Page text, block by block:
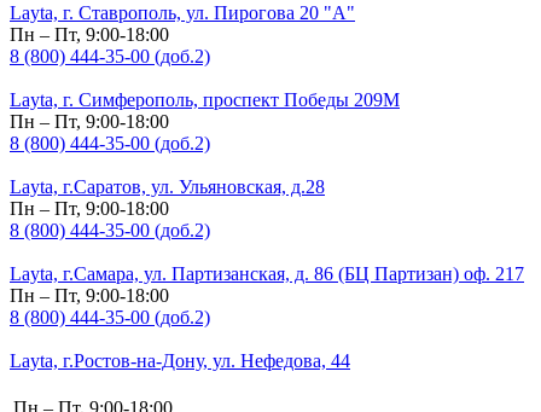
Layta, г. Ставрополь, ул. Пирогова 20 "А"
Пн – Пт, 9:00-18:00
8 (800) 444-35-00 (доб.2)
Layta, г. Симферополь, проспект Победы 209М
Пн – Пт, 9:00-18:00
8 (800) 444-35-00 (доб.2)
Layta, г.Саратов, ул. Ульяновская, д.28
Пн – Пт, 9:00-18:00
8 (800) 444-35-00 (доб.2)
Layta, г.Самара, ул. Партизанская, д. 86 (БЦ Партизан) оф. 217
Пн – Пт, 9:00-18:00
8 (800) 444-35-00 (доб.2)
Layta, г.Ростов-на-Дону, ул. Нефедова, 44
Пн – Пт, 9:00-18:00